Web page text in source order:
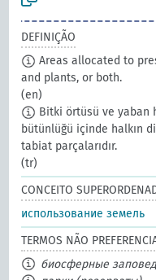
DEFINIÇÃO
Areas allocated to
and plants, or both.
(en)
Bitki örtüsü ve yaban
bütünlüğü içinde halkın
tabiat parçalarıdır.
(tr)
CONCEITO
использование земель
TERMOS NÃO
биосферные